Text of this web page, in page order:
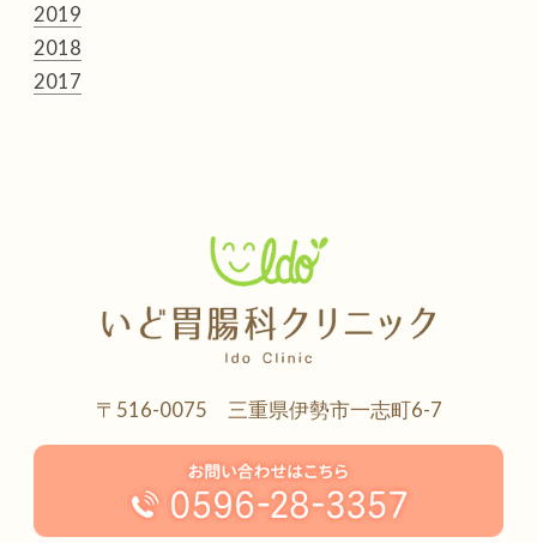
2019
2018
2017
〒516-0075 三重県伊勢市一志町6-7